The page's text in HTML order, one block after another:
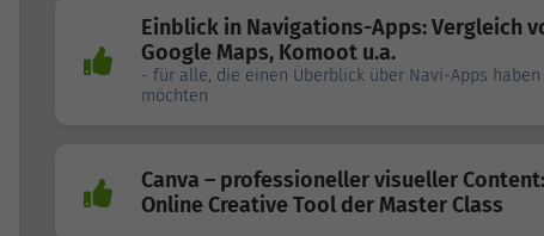
Einblick in Navigations-Apps: Vergleich
Google Maps, Komoot u.a.
- für alle, die einen Überblick über Navi-Apps haben
möchten
Canva – professioneller visueller Content:
Online Creative Tool der Master Class